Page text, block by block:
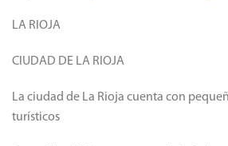
LA RIOJA
CIUDAD DE LA RIOJA
La ciudad de La Rioja cuenta con
turísticos